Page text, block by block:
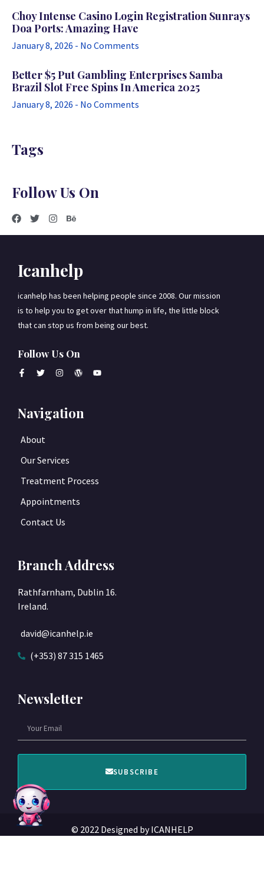
Choy Intense Casino Login Registration Sunrays
Doa Ports: Amazing Have
January 8, 2026 No Comments
Better $5 Put Gambling Enterprises Samba
Brazil Slot Free Spins In America 2025
January 8, 2026 No Comments
Tags
Follow Us On
Icanhelp
icanhelp has been helping people since 2008. Our mission
is to help you to get over that hump in life, the little block
that can stop us from being our best.
Follow Us On
Navigation
About
Our Services
Treatment Process
Appointments
Contact Us
Branch Address
Rathfarnham, Dublin 16.
Ireland.
david@icanhelp.ie
(+353) 87 315 1465
Newsletter
SUBSCRIBE
© 2022 Designed by ICANHELP​